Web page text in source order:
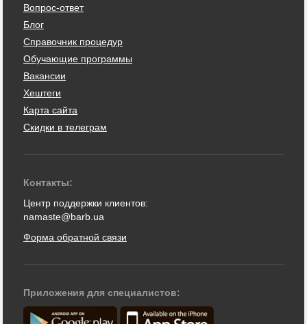
Вопрос-ответ
Блог
Справочник процедур
Обучающие программы
Вакансии
Хештеги
Карта сайта
Скидки в телеграм
Контакты:
Центр поддержки клиентов:
namaste@barb.ua
Форма обратной связи
Приложения для специалистов: